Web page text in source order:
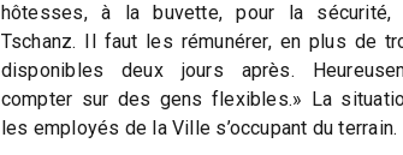
hôtesses, à la buvette, pour la sécurité,
Tschanz. Il faut les rémunérer, en plus de
disponibles deux jours après.
compter sur des gens flexibles.» La
les employés de la Ville s’occupant du terrain.